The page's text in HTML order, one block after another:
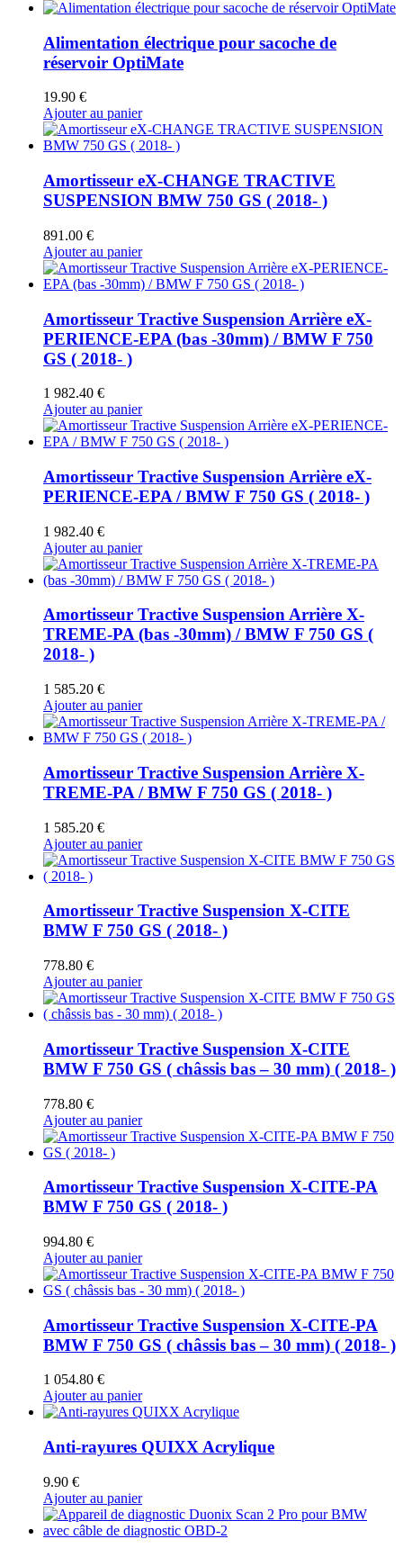
Alimentation électrique pour sacoche de
réservoir OptiMate
19.90 €
Ajouter au panier
Amortisseur eX-CHANGE TRACTIVE
SUSPENSION BMW 750 GS ( 2018- )
891.00 €
Ajouter au panier
Amortisseur Tractive Suspension Arrière eX-
PERIENCE-EPA (bas -30mm) / BMW F 750
GS ( 2018- )
1 982.40 €
Ajouter au panier
Amortisseur Tractive Suspension Arrière eX-
PERIENCE-EPA / BMW F 750 GS ( 2018- )
1 982.40 €
Ajouter au panier
Amortisseur Tractive Suspension Arrière X-
TREME-PA (bas -30mm) / BMW F 750 GS (
2018- )
1 585.20 €
Ajouter au panier
Amortisseur Tractive Suspension Arrière X-
TREME-PA / BMW F 750 GS ( 2018- )
1 585.20 €
Ajouter au panier
Amortisseur Tractive Suspension X-CITE
BMW F 750 GS ( 2018- )
778.80 €
Ajouter au panier
Amortisseur Tractive Suspension X-CITE
BMW F 750 GS ( châssis bas – 30 mm) ( 2018- )
778.80 €
Ajouter au panier
Amortisseur Tractive Suspension X-CITE-PA
BMW F 750 GS ( 2018- )
994.80 €
Ajouter au panier
Amortisseur Tractive Suspension X-CITE-PA
BMW F 750 GS ( châssis bas – 30 mm) ( 2018- )
1 054.80 €
Ajouter au panier
Anti-rayures QUIXX Acrylique
9.90 €
Ajouter au panier